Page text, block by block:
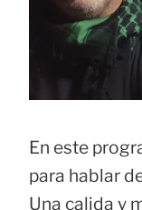
En este
para hablar
Una calida y